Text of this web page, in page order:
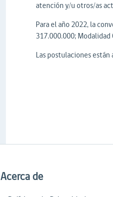
atención y/u otros/as
Para el año 2022, la
317.000.000;
Las postulaciones
Acerca de